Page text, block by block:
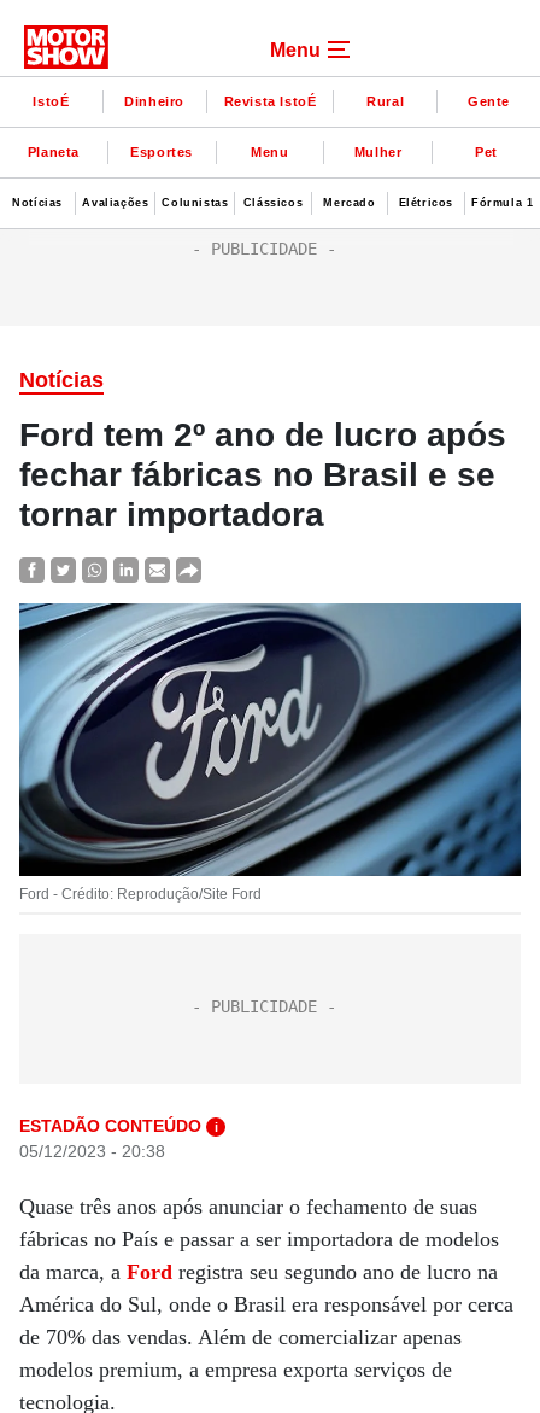
Menu
IstoÉ Dinheiro Revista IstoÉ Rural Gente
Planeta Esportes Menu Mulher Pet
Notícias Avaliações Colunistas Clássicos Mercado Elétricos Fórmula 1
Notícias
Ford tem 2º ano de lucro após
fechar fábricas no Brasil e se
tornar importadora
Ford - Crédito: Reprodução/Site Ford
ESTADÃO CONTEÚDO i
05/12/2023 - 20:38
Quase três anos após anunciar o fechamento de suas
fábricas no País e passar a ser importadora de modelos
da marca, a Ford registra seu segundo ano de lucro na
América do Sul, onde o Brasil era responsável por cerca
de 70% das vendas. Além de comercializar apenas
modelos premium, a empresa exporta serviços de
tecnologia.